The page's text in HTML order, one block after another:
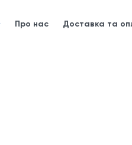
Про нас Доставка та